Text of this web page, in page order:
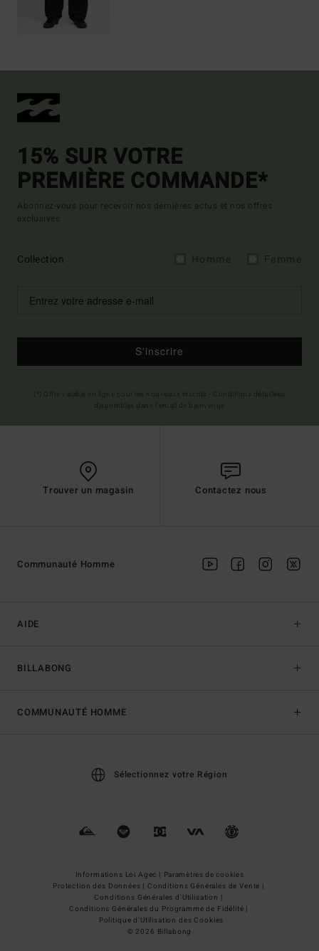
15% SUR VOTRE
PREMIÈRE COMMANDE*
Abonnez-vous pour recevoir nos dernières actus et nos offres
exclusives.
Collection
S'inscrire
Trouver un magasin Contactez nous
AIDE
BILLABONG
Communauté Homme
COMMUNAUTÉ HOMME
Sélectionnez votre Région
Informations Loi Agec | Paramètres de cookies
Protection des Données | Conditions Générales de Vente |
Conditions Générales d'Utilisation |
Conditions Générales du Programme de Fidélité |
Politique d'Utilisation des Cookies
© 2026 Billabong